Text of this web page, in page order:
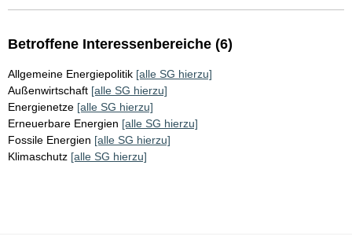
Betroffene Interessenbereiche (6)
Allgemeine Energiepolitik [alle SG hierzu]
Außenwirtschaft [alle SG hierzu]
Energienetze [alle SG hierzu]
Erneuerbare Energien [alle SG hierzu]
Fossile Energien [alle SG hierzu]
Klimaschutz [alle SG hierzu]